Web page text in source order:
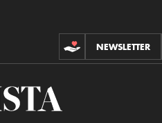
CONTRIBUCIONES
NEWSLETTER